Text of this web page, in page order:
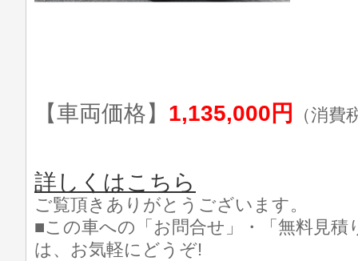
【車両価格】 1,135,000円 （消費
詳しくはこちら
ご覧頂きありがとうございます。
■この車への「お問合せ」・「無料見積
は、お気軽にどうぞ!